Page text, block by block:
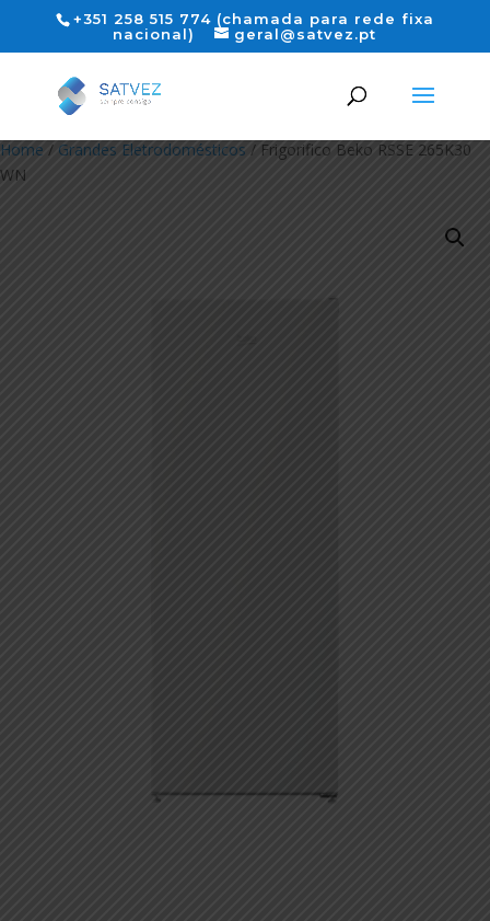
+351 258 515 774 (chamada para rede fixa
nacional)
geral@satvez.pt
Home / Grandes Eletrodomésticos / Frigorifico Beko RSSE 265K30
WN